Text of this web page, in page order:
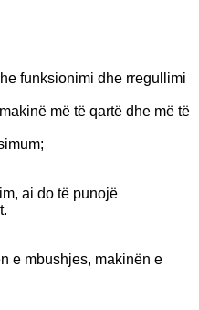
funksionimi dhe rregullimi
më të qartë dhe më të
ai do të punojë
e mbushjes, makinën e